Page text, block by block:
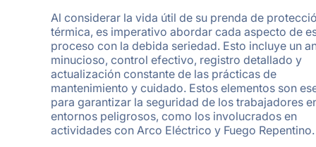
Al considerar la vida útil de su prenda de
térmica, es imperativo abordar cada aspecto de
proceso con la debida seriedad. Esto incluye un
minucioso, control efectivo, registro detallado y
actualización constante de las prácticas de
mantenimiento y cuidado. Estos elementos son
para garantizar la seguridad de los trabajadores
entornos peligrosos, como los involucrados en
actividades con Arco Eléctrico y Fuego Repentino.